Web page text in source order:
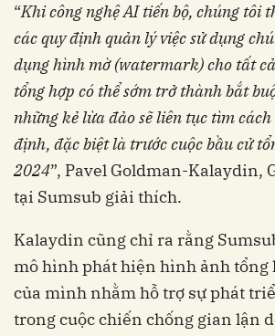
“Khi công nghệ AI tiến bộ, chúng tôi
các quy định quản lý việc sử dụng
dụng hình mờ (watermark) cho tất
tổng hợp có thể sớm trở thành bắt
những kẻ lừa đảo sẽ liên tục tìm
định, đặc biệt là trước cuộc bầu cử
2024”, Pavel Goldman-Kalaydin,
tại Sumsub giải thích.
Kalaydin cũng chỉ ra rằng
mô hình phát hiện hình ảnh tổng
của mình nhằm hỗ trợ sự phát
trong cuộc chiến chống gian lận